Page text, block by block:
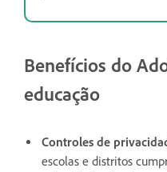
Benefícios do
educação
Controles de
escolas e distritos